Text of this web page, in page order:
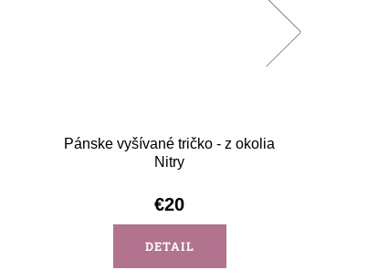
Pánske vyšívané tričko - z okolia
Nitry
€20
DETAIL